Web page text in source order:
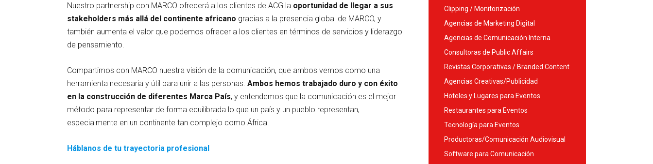
Nuestro partnership con MARCO ofrecerá a los clientes de ACG la oportunidad de llegar a sus
stakeholders más allá del continente africano gracias a la presencia global de MARCO, y
también aumenta el valor que podemos ofrecer a los clientes en términos de servicios y liderazgo
de pensamiento.
Compartimos con MARCO nuestra visión de la comunicación, que ambos vemos como una
herramienta necesaria y útil para unir a las personas. Ambos hemos trabajado duro y con éxito
en la construcción de diferentes Marca País, y entendemos que la comunicación es el mejor
método para representar de forma equilibrada lo que un país y un pueblo representan,
especialmente en un continente tan complejo como África.
Háblanos de tu trayectoria profesional
Clipping / Monitorización
Agencias de Marketing Digital
Agencias de Comunicación Interna
Consultoras de Public Affairs
Revistas Corporativas / Branded Content
Agencias Creativas/Publicidad
Hoteles y Lugares para Eventos
Restaurantes para Eventos
Tecnología para Eventos
Productoras/Comunicación Audiovisual
Software para Comunicación